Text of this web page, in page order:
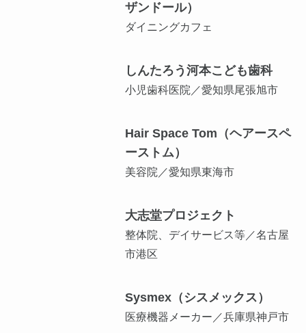
ザンドール）
ダイニングカフェ
しんたろう河本こども歯科
小児歯科医院／愛知県尾張旭市
Hair Space Tom（ヘアースペ
ーストム）
美容院／愛知県東海市
大志堂プロジェクト
整体院、デイサービス等／名古屋
市港区
Sysmex（シスメックス）
医療機器メーカー／兵庫県神戸市